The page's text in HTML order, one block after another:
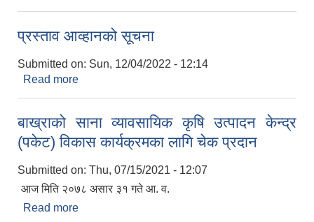
प्रस्ताव आव्हानको सूचना
Submitted on: Sun, 12/04/2022 - 12:14
Read more
बाख्राको साना व्यावसायिक कृषि उत्पादन केन्द्र
(पकेट) विकास कार्यक्रमका लागि चेक प्रदान
Submitted on: Thu, 07/15/2021 - 12:07
आज मिति २०७८ असार ३१ गते आ. व.
Read more